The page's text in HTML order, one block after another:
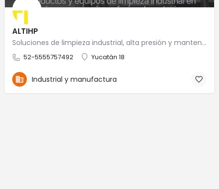
ALTIHP
Soluciones de limpieza industrial, alta presión y mantenimiento especializado
52-5555757492 Yucatán 18
Industrial y manufactura